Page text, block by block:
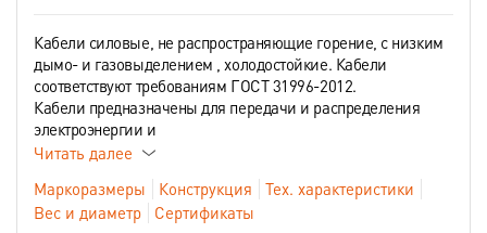
Кабели силовые, не распространяющие горение, с низким
дымо- и газовыделением , холодостойкие. Кабели
соответствуют требованиям ГОСТ 31996-2012.
Кабели предназначены для передачи и распределения
электроэнергии и
Читать далее
Маркоразмеры
Конструкция
Тех. характеристики
Вес и диаметр
Сертификаты